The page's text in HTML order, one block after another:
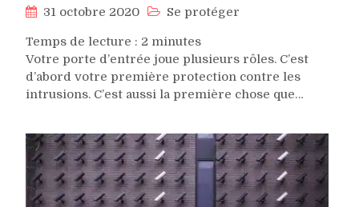
31 octobre 2020 Se protéger
Temps de lecture : 2 minutes
Votre porte d’entrée joue plusieurs rôles. C’est
d’abord votre première protection contre les
intrusions. C’est aussi la première chose que…